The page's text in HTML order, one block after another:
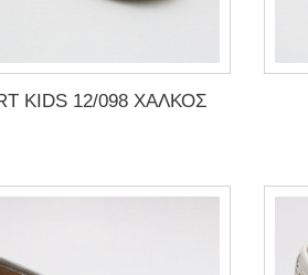
KIDS 12/098 ΧΑΛΚΟΣ